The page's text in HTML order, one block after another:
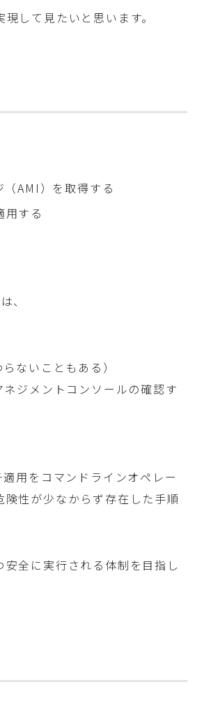
して見たいと思います。
AMI）を取得する
用する
、
ないこともある）
ジメントコンソールの確認す
用をコマンドラインオペレー
性が少なからず存在した手順
全に実行される体制を目指し